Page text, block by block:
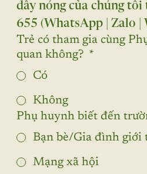
dây nóng của chúng tôi
655 (WhatsApp | Zalo |
Trẻ có tham gia cùng
quan không? *
Có
Không
Phụ huynh biết đến
Bạn bè/Gia đình giới
Mạng xã hội